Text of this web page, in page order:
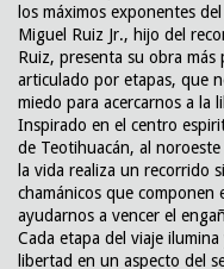
los máximos exponentes
Miguel Ruiz Jr., hijo del
Ruiz, presenta su obra más
articulado por etapas, que
miedo para acercarnos a la
Inspirado en el centro
de Teotihuacán, al
la vida realiza un recorrido
chamánicos que componen
ayudarnos a vencer el
Cada etapa del viaje
libertad en un aspecto del